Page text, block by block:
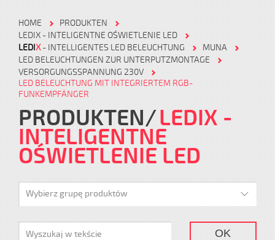
HOME
PRODUKTEN
LEDIX - INTELIGENTNE OŚWIETLENIE LED
LEDIX- INTELLIGENTES LED BELEUCHTUNG
MUNA
LED BELEUCHTUNGEN ZUR UNTERPUTZMONTAGE
VERSORGUNGSSPANNUNG 230V
LED BELEUCHTUNG MIT INTEGRIERTEM RGB-
FUNKEMPFÄNGER
PRODUKTEN LEDIX -
INTELIGENTNE
OŚWIETLENIE LED
Wybierz grupę produktów
OK